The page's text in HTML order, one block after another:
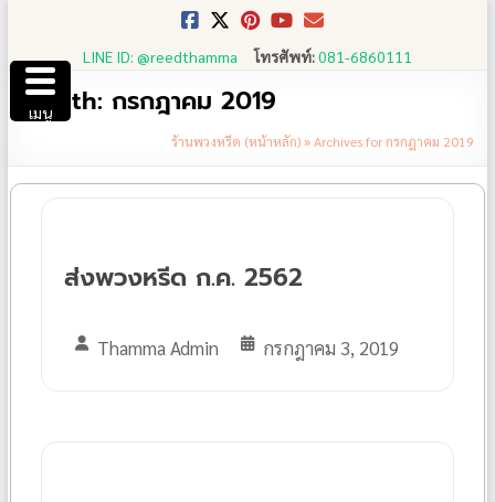
content
LINE ID: @reedthamma โทรศัพท์:081-6860111
Month: กรกฎาคม 2019
ร้านพวงหรีด (หน้าหลัก)»Archives for กรกฎาคม 2019
ส่งพวงหรีด ก.ค. 2562
Thamma Admin กรกฎาคม 3, 2019
เมนู